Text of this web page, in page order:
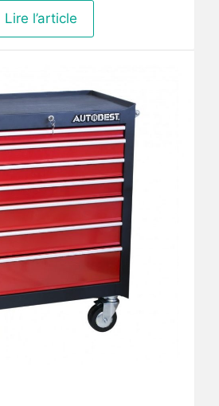
Lire l’article